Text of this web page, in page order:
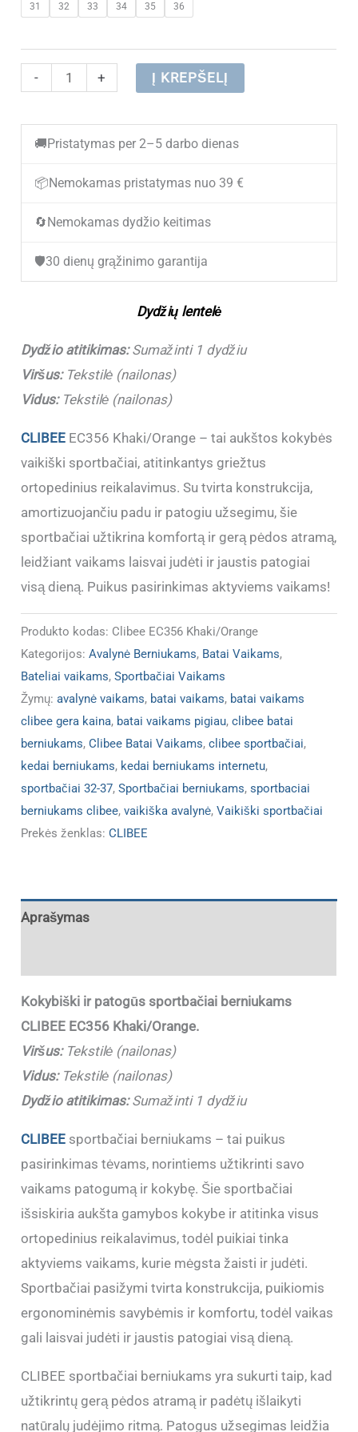
was:
€ 34.80.
is:
€ 21.60.
31 32 33 34 35 36
-
produkto
Sportbačiai
berniukams
Clibee
Khaki/Orange
dydžiu)
+ Į KREPŠELĮ
🚚Pristatymas per 2–5 darbo dienas
📦Nemokamas pristatymas nuo 39 €
🔄Nemokamas dydžio keitimas
🛡️30 dienų grąžinimo garantija
Dydžių lentelė
Dydžio atitikimas:Sumažinti 1 dydžiu
Viršus:Tekstilė (nailonas)
Vidus:Tekstilė (nailonas)
CLIBEE EC356 Khaki/Orange – tai aukštos kokybės
vaikiški sportbačiai, atitinkantys griežtus
ortopedinius reikalavimus. Su tvirta konstrukcija,
amortizuojančiu padu ir patogiu užsegimu, šie
sportbačiai užtikrina komfortą ir gerą pėdos atramą,
leidžiant vaikams laisvai judėti ir jaustis patogiai
visą dieną. Puikus pasirinkimas aktyviems vaikams!
Produkto kodas: Clibee EC356 Khaki/Orange
Kategorijos:Avalynė Berniukams, Batai Vaikams,
Bateliai vaikams,Sportbačiai Vaikams
Žymų:avalynė vaikams, batai vaikams, batai vaikams
clibee gera kaina, batai vaikams pigiau,clibee batai
berniukams,Clibee Batai Vaikams,clibee sportbačiai,
kedai berniukams, kedai berniukams internetu,
sportbačiai 32-37,Sportbačiai berniukams,sportbaciai
berniukams clibee,vaikiška avalynė,Vaikiški sportbačiai
Prekės ženklas:CLIBEE
Aprašymas
Kokybiški ir patogūs sportbačiai berniukams
CLIBEE EC356 Khaki/Orange.
Viršus:Tekstilė (nailonas)
Vidus:Tekstilė (nailonas)
Dydžio atitikimas:Sumažinti 1 dydžiu
CLIBEE sportbačiai berniukams – tai puikus
pasirinkimas tėvams, norintiems užtikrinti savo
vaikams patogumą ir kokybę. Šie sportbačiai
išsiskiria aukšta gamybos kokybe ir atitinka visus
ortopedinius reikalavimus, todėl puikiai tinka
aktyviems vaikams, kurie mėgsta žaisti ir judėti.
Sportbačiai pasižymi tvirta konstrukcija, puikiomis
ergonominėmis savybėmis ir komfortu, todėl vaikas
gali laisvai judėti ir jaustis patogiai visą dieną.
CLIBEE sportbačiai berniukams yra sukurti taip, kad
užtikrintų gerą pėdos atramą ir padėtų išlaikyti
natūralų judėjimo ritmą. Patogus užsegimas leidžia